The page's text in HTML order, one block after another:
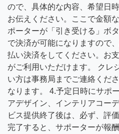
ので、具体的な内容、希望日
お伝えください。ここで金額
ポーターが「引き受ける」ボ
で決済が可能になりますので
払い決済をしてください。お
がご利用いただけます。 クレ
い方は事務局までご連絡くだ
なります。 4.予定日時にサポ
アデザイン、インテリアコー
ビス提供終了後は、必ず、評
完了すると、サポーターが報